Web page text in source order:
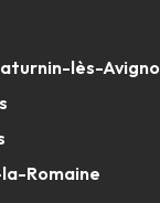
lès-
Romaine